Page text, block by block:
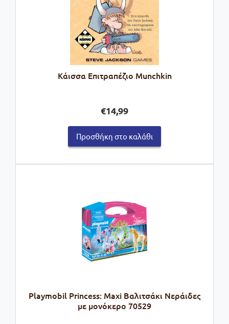
Κάισσα Επιτραπέζιο Munchkin
€14,99
Προσθήκη στο καλάθι
Playmobil Princess: Maxi Βαλιτσάκι Νεράιδες
με μονόκερο 70529